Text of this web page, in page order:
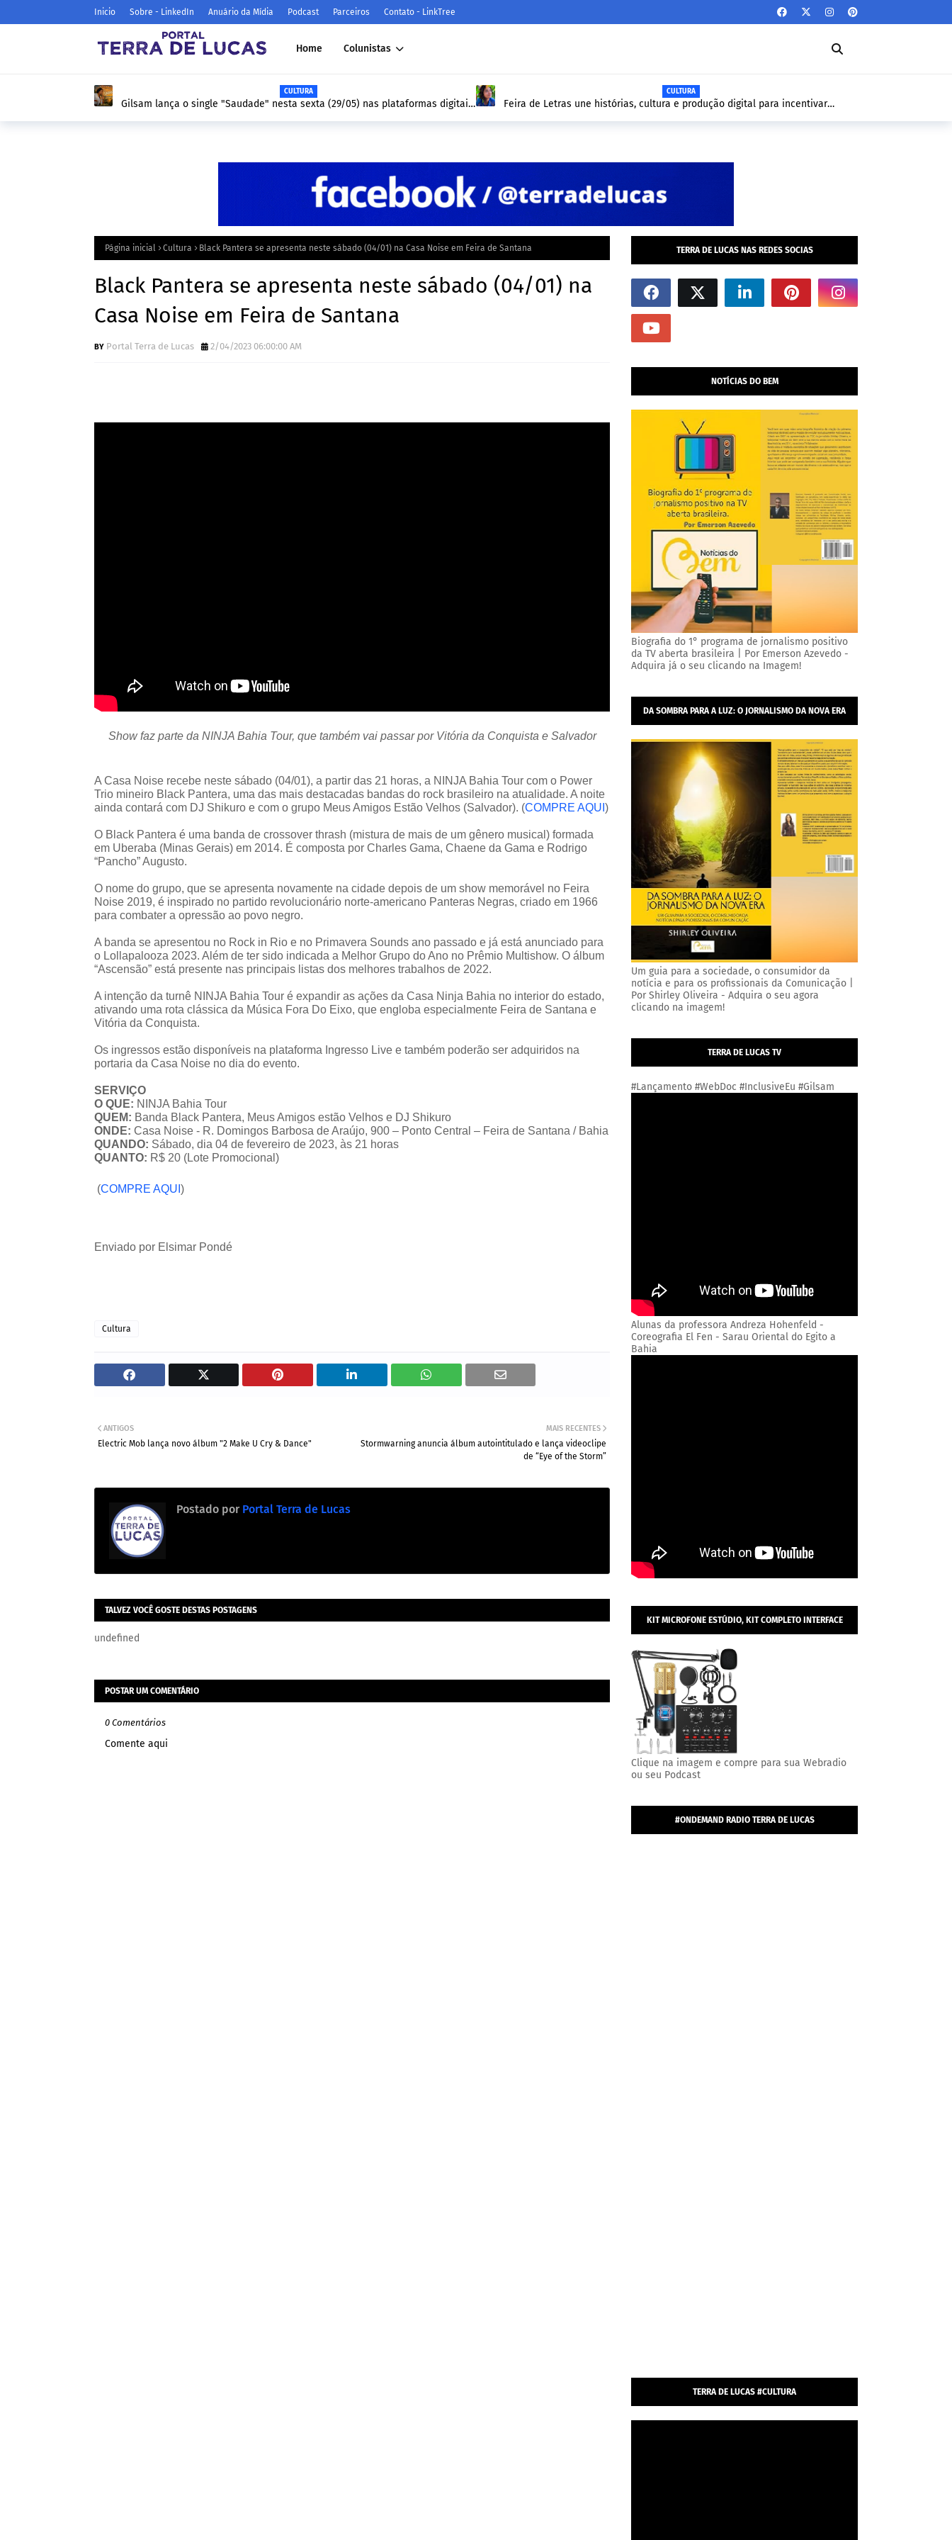
Inicio Sobre - LinkedIn Anuário da Mídia Podcast Parceiros Contato - LinkTree
Home Colunistas
Feira de Letras une histórias, cultura e produção digital para incentivar
Página inicial Cultura Black Pantera se apresenta neste sábado (04/01) na Casa Noise em Feira de Santana
Black Pantera se apresenta neste sábado (04/01) na
Casa Noise em Feira de Santana
Portal Terra de Lucas 2/04/2023 06:00:00 AM
Show faz parte da NINJA Bahia Tour, que também vai passar por Vitória da Conquista e Salvador
A Casa Noise recebe neste sábado (04/01), a partir das 21 horas, a NINJA Bahia Tour com o Power
Trio mineiro Black Pantera, uma das mais destacadas bandas do rock brasileiro na atualidade. A noite
ainda contará com DJ Shikuro e com o grupo Meus Amigos Estão Velhos (Salvador). (COMPRE AQUI )
O Black Pantera é uma banda de crossover thrash (mistura de mais de um gênero musical) formada
em Uberaba (Minas Gerais) em 2014. É composta por Charles Gama, Chaene da Gama e Rodrigo
“Pancho” Augusto.
O nome do grupo, que se apresenta novamente na cidade depois de um show memorável no Feira
Noise 2019, é inspirado no partido revolucionário norte-americano Panteras Negras, criado em 1966
para combater a opressão ao povo negro.
A banda se apresentou no Rock in Rio e no Primavera Sounds ano passado e já está anunciado para
o Lollapalooza 2023. Além de ter sido indicada a Melhor Grupo do Ano no Prêmio Multishow. O álbum
“Ascensão” está presente nas principais listas dos melhores trabalhos de 2022.
A intenção da turnê NINJA Bahia Tour é expandir as ações da Casa Ninja Bahia no interior do estado,
ativando uma rota clássica da Música Fora Do Eixo, que engloba especialmente Feira de Santana e
Vitória da Conquista.
Os ingressos estão disponíveis na plataforma Ingresso Live e também poderão ser adquiridos na
portaria da Casa Noise no dia do evento.
SERVIÇO
O QUE: NINJA Bahia Tour
QUEM: Banda Black Pantera, Meus Amigos estão Velhos e DJ Shikuro
ONDE: Casa Noise - R. Domingos Barbosa de Araújo, 900 – Ponto Central – Feira de Santana / Bahia
QUANDO: Sábado, dia 04 de fevereiro de 2023, às 21 horas
QUANTO: R$ 20 (Lote Promocional)
(COMPRE AQUI )
Enviado por Elsimar Pondé
Cultura
MAIS RECENTES
Stormwarning anuncia álbum autointitulado e lança videoclipe
de “Eye of the Storm”
ANTIGOS
Electric Mob lança novo álbum "2 Make U Cry & Dance"
Postado por Portal Terra de Lucas
TALVEZ VOCÊ GOSTE DESTAS POSTAGENS
undefined
POSTAR UM COMENTÁRIO
0 Comentários
Comente aqui
TERRA DE LUCAS NAS REDES SOCIAS
NOTÍCIAS DO BEM
Biografia do 1° programa de jornalismo positivo
da TV aberta brasileira | Por Emerson Azevedo -
Adquira já o seu clicando na Imagem!
DA SOMBRA PARA A LUZ: O JORNALISMO DA NOVA ERA
Um guia para a sociedade, o consumidor da
notícia e para os profissionais da Comunicação |
Por Shirley Oliveira - Adquira o seu agora
clicando na imagem!
TERRA DE LUCAS TV
#Lançamento #WebDoc #InclusiveEu #Gilsam
Alunas da professora Andreza Hohenfeld -
Coreografia El Fen - Sarau Oriental do Egito a
Bahia
KIT MICROFONE ESTÚDIO, KIT COMPLETO INTERFACE
MESA V8S, MICROFONE ESTÚDIO PROFISSIONAL
CONDENSADOR.
Clique na imagem e compre para sua Webradio
ou seu Podcast
#ONDEMAND RADIO TERRA DE LUCAS
TERRA DE LUCAS #CULTURA